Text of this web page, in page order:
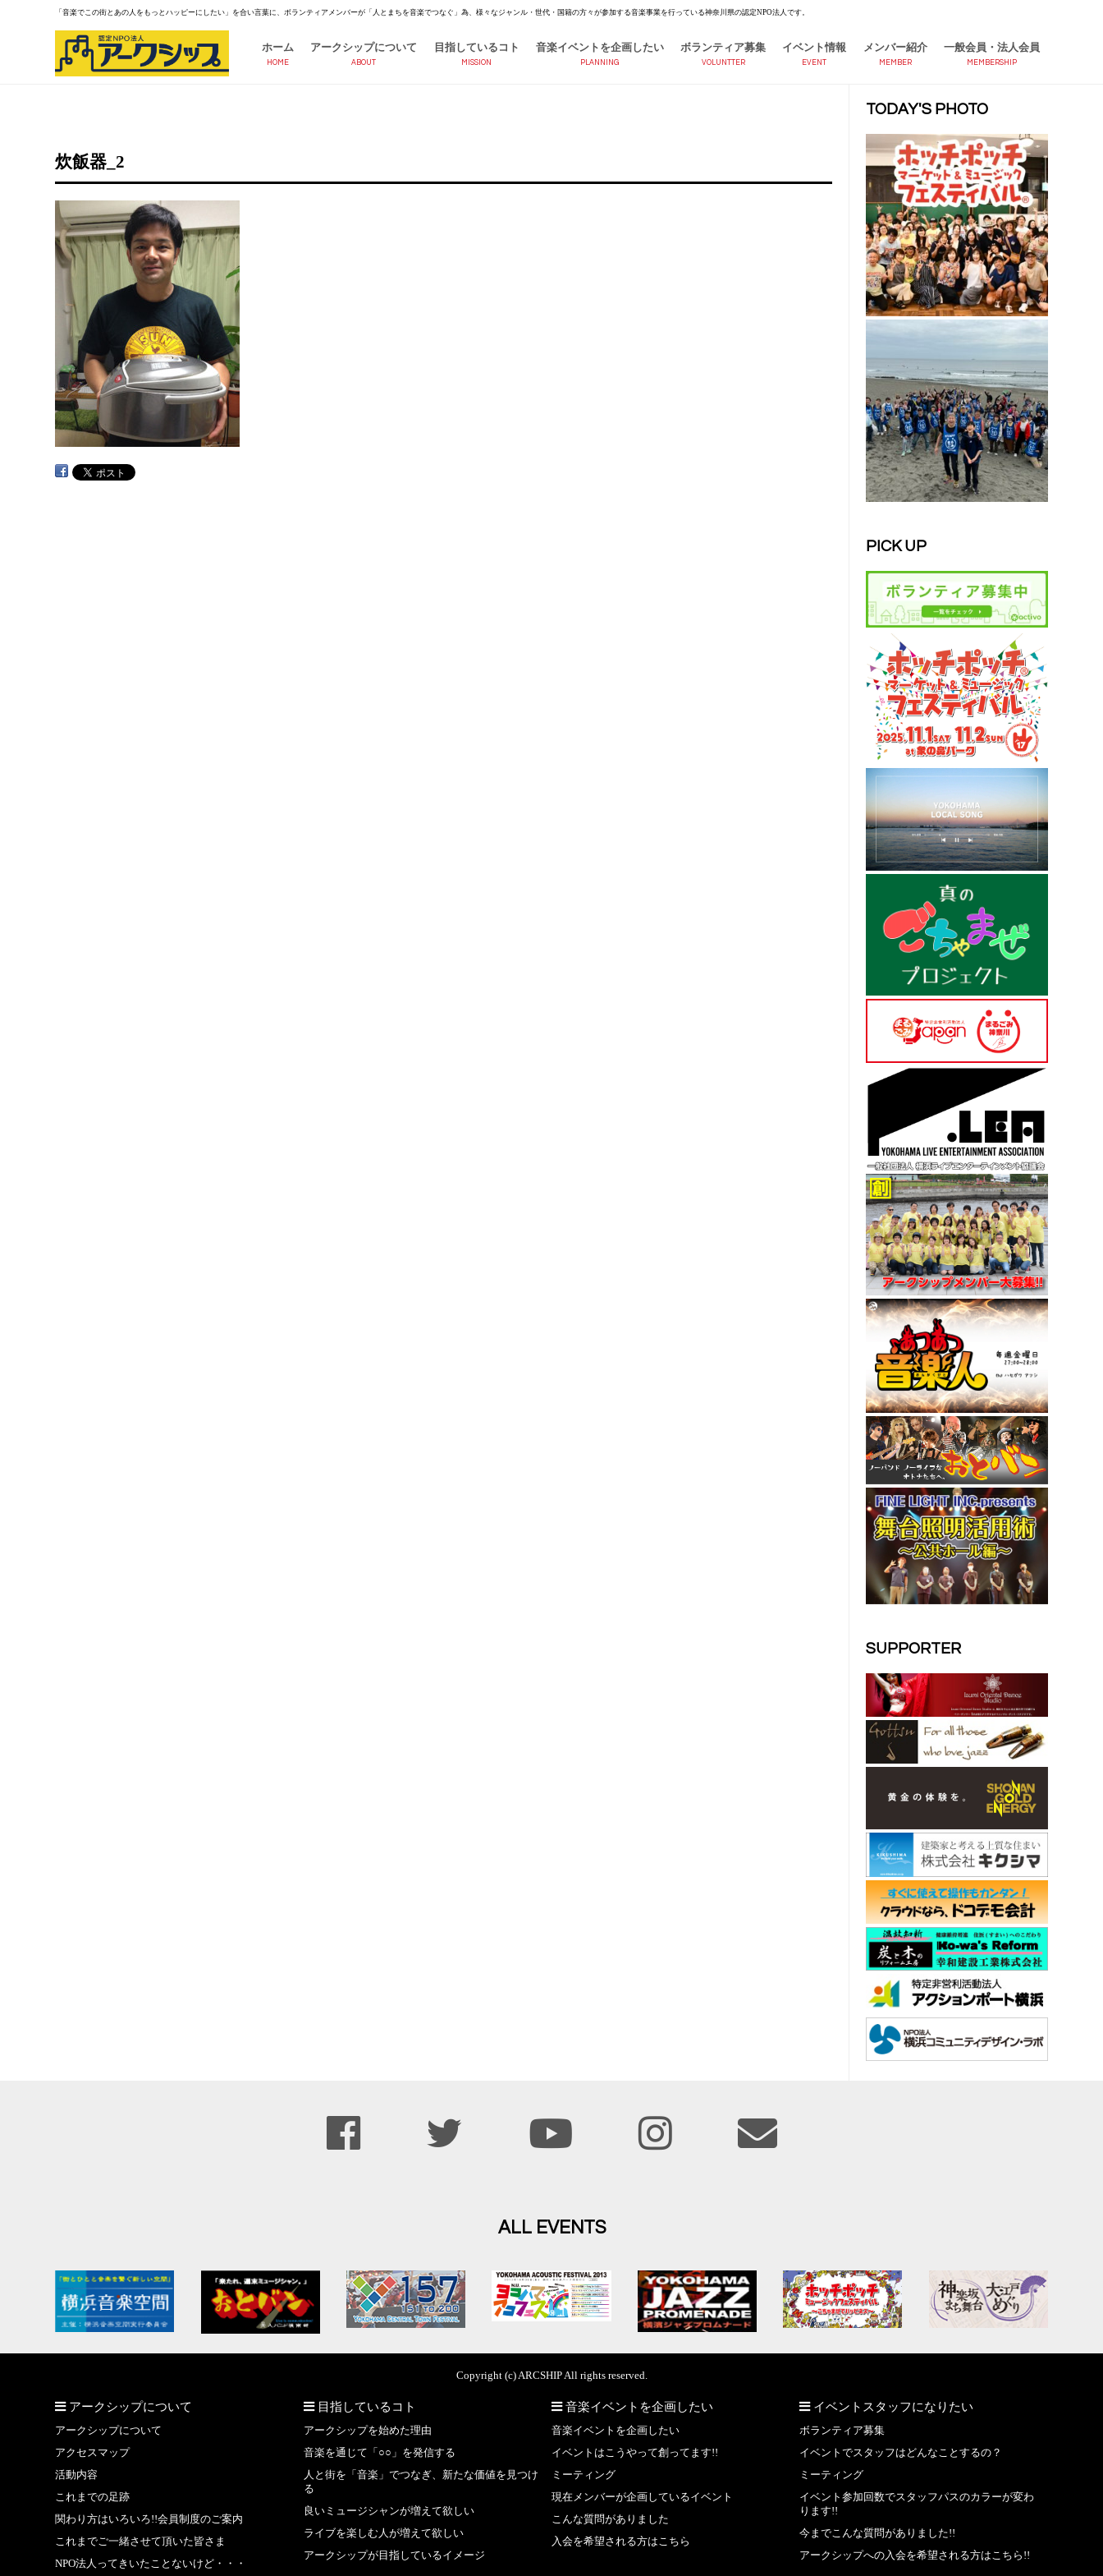
「音楽でこの街とあの人をもっとハッピーにしたい」を合い言葉に、ボランティアメンバーが「人とまちを音楽でつなぐ」為、様々なジャンル・世代・国籍の方々が参加する音楽事業を行っている神奈川県の認定NPO法人です。
ホーム
HOME
アークシップについて
ABOUT
目指しているコト
MISSION
音楽イベントを企画したい
PLANNING
ボランティア募集
VOLUNTTER
イベント情報
EVENT
メンバー紹介
MEMBER
一般会員・法人会員
MEMBERSHIP
炊飯器_2
TODAY'S PHOTO
PICK UP
SUPPORTER
ALL EVENTS
Copyright (c) ARCSHIP All rights reserved.
アークシップについて
アークシップについて
アクセスマップ
活動内容
これまでの足跡
関わり方はいろいろ!!会員制度のご案内
これまでご一緒させて頂いた皆さま
NPO法人ってきいたことないけど・・・
目指しているコト
アークシップを始めた理由
音楽を通じて「○○」を発信する
人と街を「音楽」でつなぎ、新たな価値を見つけ
る
良いミュージシャンが増えて欲しい
ライブを楽しむ人が増えて欲しい
アークシップが目指しているイメージ
音楽イベントを企画したい
音楽イベントを企画したい
イベントはこうやって創ってます!!
ミーティング
現在メンバーが企画しているイベント
こんな質問がありました
入会を希望される方はこちら
イベントスタッフになりたい
ボランティア募集
イベントでスタッフはどんなことするの？
ミーティング
イベント参加回数でスタッフパスのカラーが変わ
ります!!
今までこんな質問がありました!!
アークシップへの入会を希望される方はこちら!!